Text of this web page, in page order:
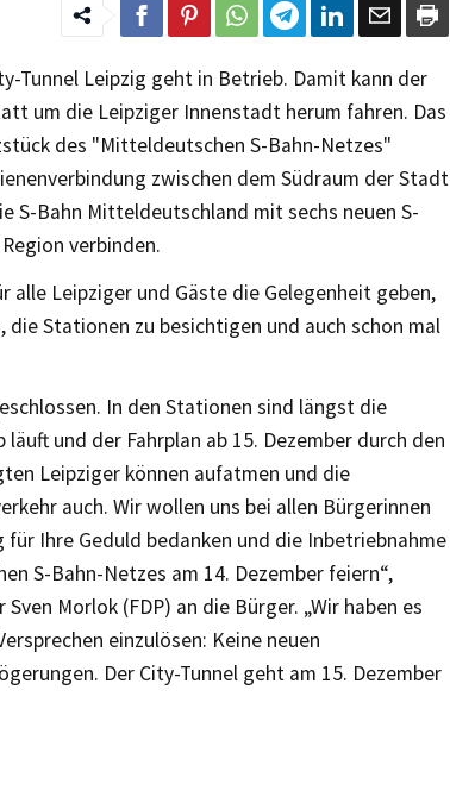
Tunnel Leipzig geht in Betrieb. Damit kann der
um die Leipziger Innenstadt herum fahren. Das
des "Mitteldeutschen S-Bahn-Netzes"
zwischen dem Südraum der Stadt
S-Bahn Mitteldeutschland mit sechs neuen S-
verbinden.
alle Leipziger und Gäste die Gelegenheit geben,
Stationen zu besichtigen und auch schon mal
In den Stationen sind längst die
und der Fahrplan ab 15. Dezember durch den
Leipziger können aufatmen und die
auch. Wir wollen uns bei allen Bürgerinnen
Ihre Geduld bedanken und die Inbetriebnahme
S-Bahn-Netzes am 14. Dezember feiern“,
Morlok (FDP) an die Bürger. „Wir haben es
einzulösen: Keine neuen
Der City-Tunnel geht am 15. Dezember